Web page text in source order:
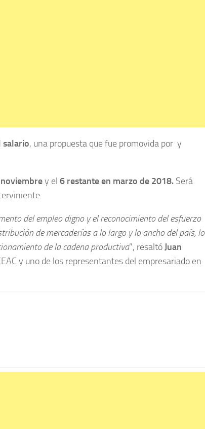
salario, una propuesta que fue promovida por y
y el 6 restante en marzo de 2018. Será
del empleo digno y el reconocimiento del esfuerzo
de mercaderías a lo largo y lo ancho del país, lo
de la cadena productiva”, resaltóJuan
y uno de los representantes del empresariado en